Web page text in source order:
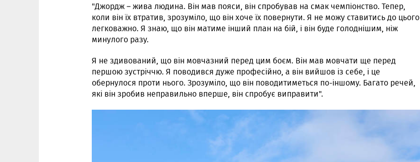
"Джордж – жива людина. Він мав пояси, він спробував на смак чемпіонство. Тепер,
коли він їх втратив, зрозуміло, що він хоче їх повернути. Я не можу ставитись до цього
легковажно. Я знаю, що він матиме інший план на бій, і він буде голоднішим, ніж
минулого разу.
Я не здивований, що він мовчазний перед цим боєм. Він мав мовчати ще перед
першою зустріччю. Я поводився дуже професійно, а він вийшов із себе, і це
обернулося проти нього. Зрозуміло, що він поводитиметься по-іншому. Багато речей,
які він зробив неправильно вперше, він спробує виправити".